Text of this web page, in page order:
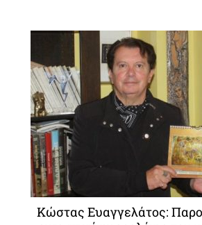
Κώστας Ευαγγελάτος: